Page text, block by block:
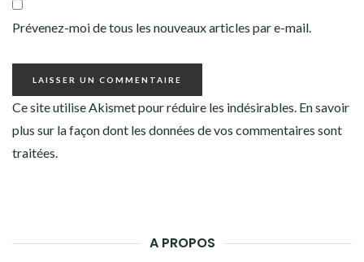
Prévenez-moi de tous les nouveaux articles par e-mail.
Ce site utilise Akismet pour réduire les indésirables. En savoir
plus sur la façon dont les données de vos commentaires sont
traitées
A PROPOS